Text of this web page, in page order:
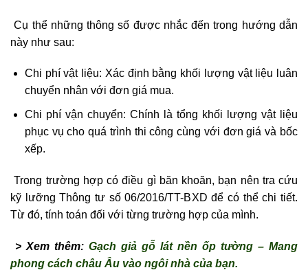
Cụ thể những thông số được nhắc đến trong hướng dẫn
này như sau:
Chi phí vật liệu: Xác định bằng khối lượng vật liệu luân
chuyển nhân với đơn giá mua.
Chi phí vận chuyển: Chính là tổng khối lượng vật liệu
phục vụ cho quá trình thi công cùng với đơn giá và bốc
xếp.
Trong trường hợp có điều gì băn khoăn, bạn nên tra cứu
kỹ lưỡng Thông tư số 06/2016/TT-BXD để có thể chi tiết.
Từ đó, tính toán đối với từng trường hợp của mình.
> Xem thêm: Gạch giả gỗ lát nền ốp tường – Mang
phong cách châu Âu vào ngôi nhà của bạn.